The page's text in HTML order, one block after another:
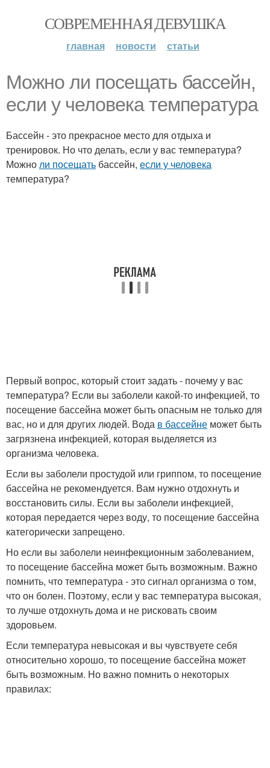
СОВРЕМЕННАЯ ДЕВУШКА
главная новости статьи
Можно ли посещать бассейн,
если у человека температура
Бассейн - это прекрасное место для отдыха и
тренировок. Но что делать, если у вас температура?
Можноли посещать бассейн, если у человека
температура?
Первый вопрос, который стоит задать - почему у вас
температура? Если вы заболели какой-то инфекцией, то
посещение бассейна может быть опасным не только для
вас, но и для других людей. Вода в бассейне может быть
загрязнена инфекцией, которая выделяется из
организма человека.
Если вы заболели простудой или гриппом, то посещение
бассейна не рекомендуется. Вам нужно отдохнуть и
восстановить силы. Если вы заболели инфекцией,
которая передается через воду, то посещение бассейна
категорически запрещено.
Но если вы заболели неинфекционным заболеванием,
то посещение бассейна может быть возможным. Важно
помнить, что температура - это сигнал организма о том,
что он болен. Поэтому, если у вас температура высокая,
то лучше отдохнуть дома и не рисковать своим
здоровьем.
Если температура невысокая и вы чувствуете себя
относительно хорошо, то посещение бассейна может
быть возможным. Но важно помнить о некоторых
правилах: